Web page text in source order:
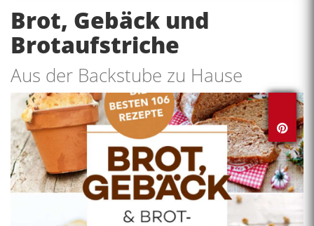
Brot, Gebäck und
Brotaufstriche
Aus der Backstube zu Hause